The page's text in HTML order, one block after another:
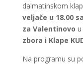
dalmatinskom
veljače u 18.00
za Valentinovo u
zbora i Klape
Na programu su